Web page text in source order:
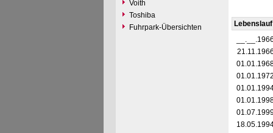
Voith
Toshiba
Fuhrpark-Übersichten
Lebenslauf